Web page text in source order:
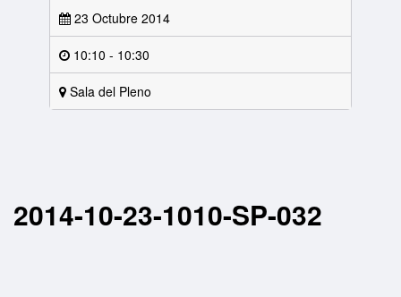
23 Octubre 2014
10:10 - 10:30
Sala del Pleno
2014-10-23-1010-SP-032